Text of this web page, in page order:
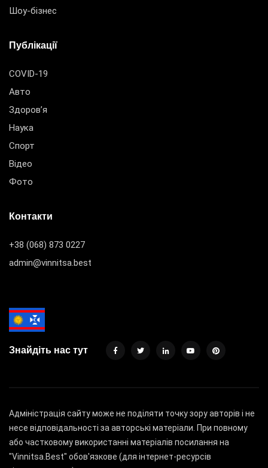
Шоу-бізнес
Публікації
COVID-19
Авто
Здоров’я
Наука
Спорт
Відео
Фото
Контакти
+38 (068) 873 0227
admin@vinnitsa.best
Знайдіть нас тут
Адміністрація сайту може не поділяти точку зору авторів і не
несе відповідальності за авторські матеріали. При повному
або частковому використанні матеріалів посилання на
"Vinnitsa.Best" обов'язкове (для інтернет-ресурсів